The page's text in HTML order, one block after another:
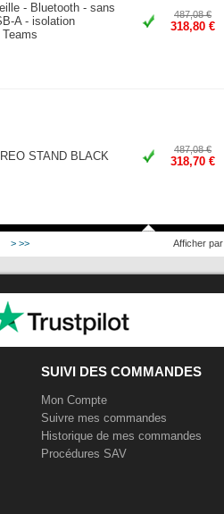
- Bluetooth - sans
A - isolation
487,08 €
318,80 €
STAND BLACK 487,08 €
318,70 €
Afficher par
> >>
SUIVI DES COMMANDES
Mon Compte
Suivre mes commandes
Historique de mes commandes
Procédures SAV